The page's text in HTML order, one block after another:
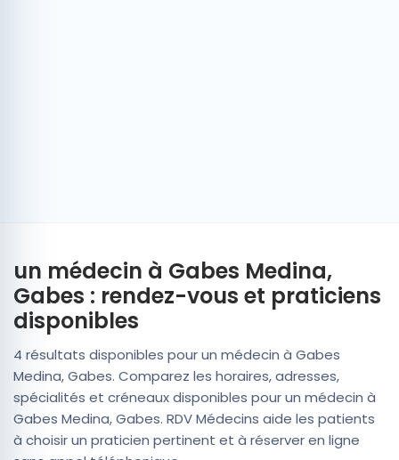
un médecin à Gabes Medina,
Gabes : rendez-vous et praticiens
disponibles
4 résultats disponibles pour un médecin à Gabes
Medina, Gabes. Comparez les horaires, adresses,
spécialités et créneaux disponibles pour un médecin à
Gabes Medina, Gabes. RDV Médecins aide les patients
à choisir un praticien pertinent et à réserver en ligne